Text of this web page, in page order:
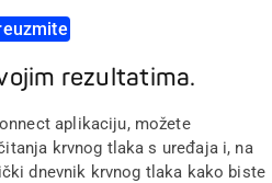
rezultatima.
aplikaciju, možete
krvnog tlaka s uređaja i, na
dnevnik krvnog tlaka kako biste